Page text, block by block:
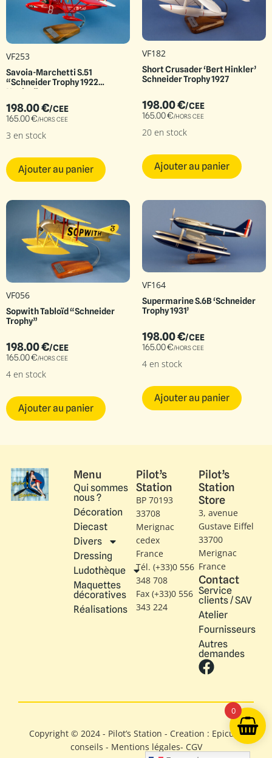
VF253
Savoia-Marchetti S.51
“Schneider Trophy 1922
Naples”
198.00€/CEE
165.00€/HORS CEE
3 en stock
Ajouter au panier
VF182
Short Crusader ‘Bert Hinkler’
Schneider Trophy 1927
198.00€/CEE
165.00€/HORS CEE
20 en stock
Ajouter au panier
VF056
Sopwith Tabloïd “Schneider
Trophy”
198.00€/CEE
165.00€/HORS CEE
4 en stock
Ajouter au panier
VF164
Supermarine S.6B ‘Schneider
Trophy 1931’
198.00€/CEE
165.00€/HORS CEE
4 en stock
Ajouter au panier
Menu
Qui sommes
nous ?
Décoration
Diecast
Divers
Dressing
Ludothèque
Maquettes
décoratives
Réalisations
Pilot’s
Station
BP 70193
33708
Merignac
cedex
France
Tél. (+33)0 556
348 708
Fax (+33)0 556
343 224
Pilot’s
Station
Store
3, avenue
Gustave Eiffel​
33700
Merignac
France
Contact
Service
clients / SAV
Atelier
Fournisseurs
Autres
demandes
Copyright © 2024 - Pilot’s Station - Creation : Epicure
conseils - Mentions légales- CGV
0